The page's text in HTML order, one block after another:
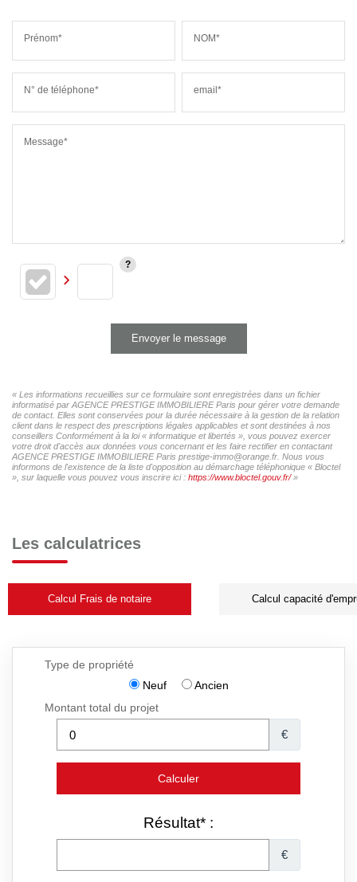
Prénom* NOM*
N° de téléphone* email*
Message*
Envoyer le message
« Les informations recueillies sur ce formulaire sont enregistrées dans un fichier
informatisé par AGENCE PRESTIGE IMMOBILIERE Paris pour gérer votre demande
de contact. Elles sont conservées pour la durée nécessaire à la gestion de la relation
client dans le respect des prescriptions légales applicables et sont destinées à nos
conseillers Conformément à la loi « informatique et libertés », vous pouvez exercer
votre droit d'accès aux données vous concernant et les faire rectifier en contactant
AGENCE PRESTIGE IMMOBILIERE Paris prestige-immo@orange.fr. Nous vous
informons de l'existence de la liste d'opposition au démarchage téléphonique « Bloctel
», sur laquelle vous pouvez vous inscrire ici : https://www.bloctel.gouv.fr/»
Les calculatrices
Calcul Frais de notaire Calcul capacité